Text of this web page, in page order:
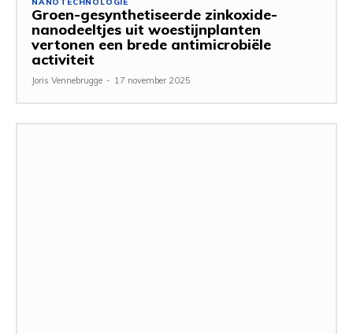
Groen-gesynthetiseerde zinkoxide-
nanodeeltjes uit woestijnplanten
vertonen een brede antimicrobiële
activiteit
Joris Vennebrugge - 17 november 2025